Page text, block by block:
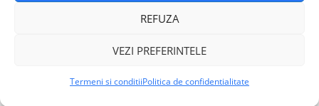
REFUZA
VEZI PREFERINTELE
Termeni si conditiiPolitica de confidentialitate